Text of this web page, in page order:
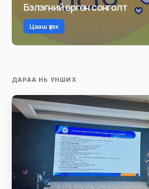
Бэлэгний өргөн сонголт
Цааш үзэх
ДАРАА НЬ УНШИХ